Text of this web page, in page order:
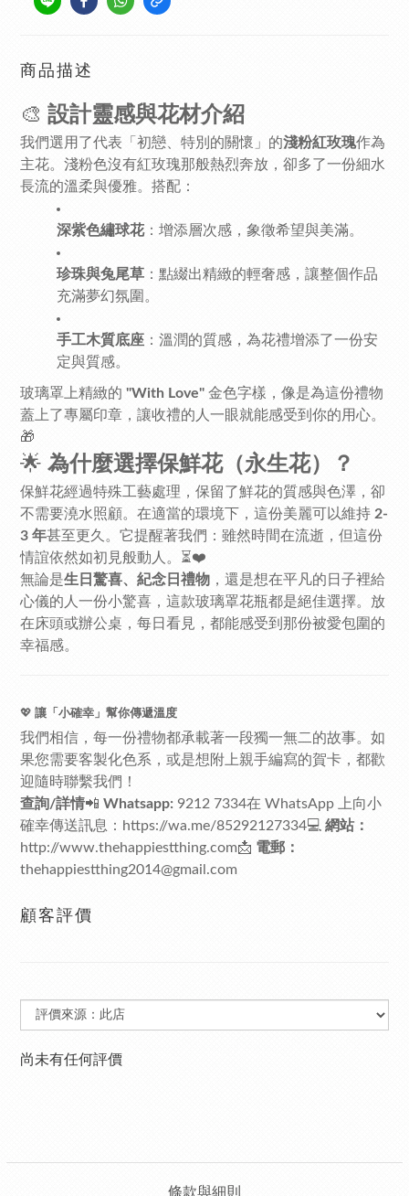
商品描述
🎨 設計靈感與花材介紹
我們選用了代表「初戀、特別的關懷」的淺粉紅玫瑰作為
主花。淺粉色沒有紅玫瑰那般熱烈奔放，卻多了一份細水
長流的溫柔與優雅。搭配：
深紫色繡球花：增添層次感，象徵希望與美滿。
珍珠與兔尾草 ：點綴出精緻的輕奢感，讓整個作品
充滿夢幻氛圍。
手工木質底座 ：溫潤的質感，為花禮增添了一份安
定與質感。
玻璃罩上精緻的 "With Love" 金色字樣，像是為這份禮物
蓋上了專屬印章，讓收禮的人一眼就能感受到你的用心。
🎁
🌟 為什麼選擇保鮮花（永生花）？
保鮮花經過特殊工藝處理，保留了鮮花的質感與色澤，卻
不需要澆水照顧。在適當的環境下，這份美麗可以維持 2-
3 年甚至更久。它提醒著我們：雖然時間在流逝，但這份
情誼依然如初見般動人。⏳❤️
無論是生日驚喜、紀念日禮物 ，還是想在平凡的日子裡給
心儀的人一份小驚喜，這款玻璃罩花瓶都是絕佳選擇。放
在床頭或辦公桌，每日看見，都能感受到那份被愛包圍的
幸福感。
💖 讓「小確幸」幫你傳遞溫度
我們相信，每一份禮物都承載著一段獨一無二的故事。如
果您需要客製化色系，或是想附上親手編寫的賀卡，都歡
迎隨時聯繫我們！
查詢/詳情📲 Whatsapp: 9212 7334在 WhatsApp 上向小
確幸傳送訊息： https://wa.me/85292127334💻 網站：
http://www.thehappiestthing.com📩 電郵：
thehappiestthing2014@gmail.com
顧客評價
尚未有任何評價
條款與細則